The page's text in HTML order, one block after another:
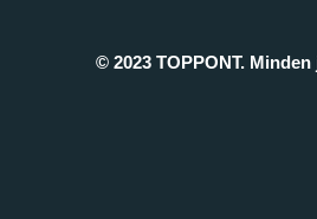
© 2023 TOPPONT.